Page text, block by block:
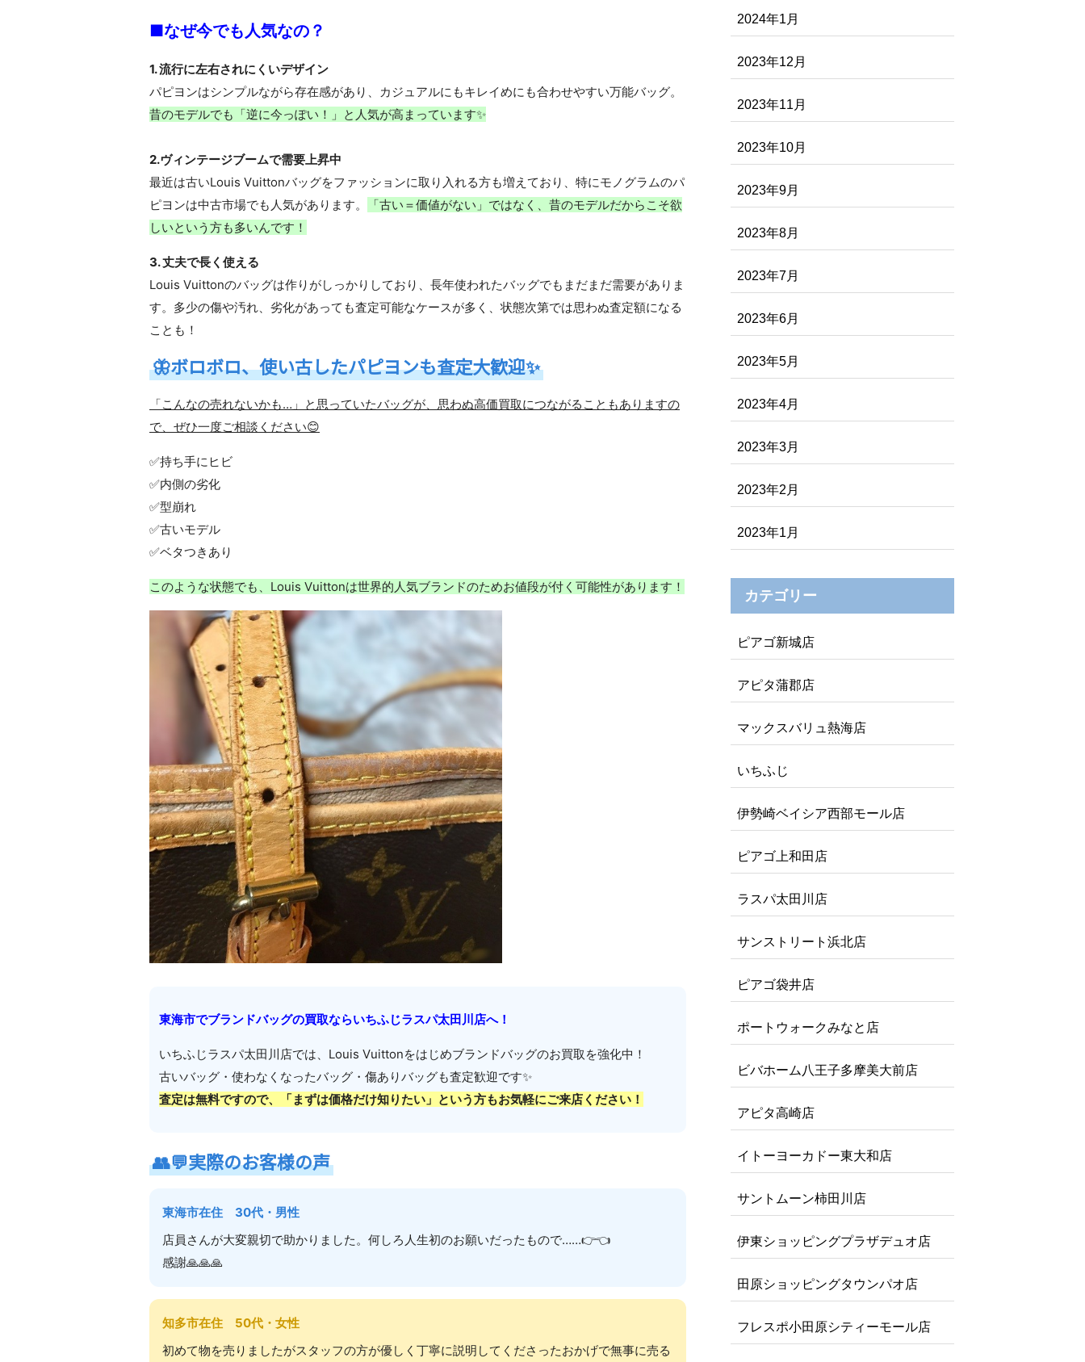
■なぜ今でも人気なの？
1. 流行に左右されにくいデザイン
パピヨンはシンプルながら存在感があり、
カジュアルにもキレイめにも合わせやすい万能バッグ。
昔のモデルでも「逆に今っぽい！」と人気が高まっています✨
2.ヴィンテージブームで需要上昇中
最近は古いLouis Vuittonバッグをファッションに取り入れる方も増えており、 特にモノグラムのパ
ピヨンは中古市場でも人気があります。
「古い＝価値がない」ではなく、 昔のモデルだからこそ欲
しいという方も多いんです！
3.丈夫で長く使える
Louis Vuittonのバッグは作りがしっかりしており、 長年使われたバッグでもまだまだ需要がありま
す。多少の傷や汚れ、劣化があっても査定可能なケースが多く、 状態次第では思わぬ査定額になる
ことも！
🦋ボロボロ、使い古したパピヨンも査定大歓迎✨
「こんなの売れないかも…」と思っていたバッグが、思わぬ高価買取につながることもありますの
で、ぜひ一度ご相談ください😊
✅持ち手にヒビ
✅内側の劣化
✅型崩れ
✅古いモデル
✅ベタつきあり
このような状態でも、 Louis Vuittonは世界的人気ブランドのためお値段が付く可能性があります！
東海市でブランドバッグの買取ならいちふじラスパ太田川店へ！
いちふじラスパ太田川店では、 Louis Vuittonをはじめブランドバッグのお買取を強化中！
古いバッグ・使わなくなったバッグ・傷ありバッグも査定歓迎です✨
査定は無料ですので、「まずは価格だけ知りたい」という方もお気軽にご来店ください！
👥💬実際のお客様の声
東海市在住 30代・男性
店員さんが大変親切で助かりました。何しろ人生初のお願いだったもので……👉👈
感謝🙏🙏🙏
知多市在住 50代・女性
初めて物を売りましたがスタッフの方が優しく丁寧に説明してくださったおかげで無事に売る
2024年1月
2023年12月
2023年11月
2023年10月
2023年9月
2023年8月
2023年7月
2023年6月
2023年5月
2023年4月
2023年3月
2023年2月
2023年1月
カテゴリー
ピアゴ新城店
アピタ蒲郡店
マックスバリュ熱海店
いちふじ
伊勢崎ベイシア西部モール店
ピアゴ上和田店
ラスパ太田川店
サンストリート浜北店
ピアゴ袋井店
ポートウォークみなと店
ビバホーム八王子多摩美大前店
アピタ高崎店
イトーヨーカドー東大和店
サントムーン柿田川店
伊東ショッピングプラザデュオ店
田原ショッピングタウンパオ店
フレスポ小田原シティーモール店